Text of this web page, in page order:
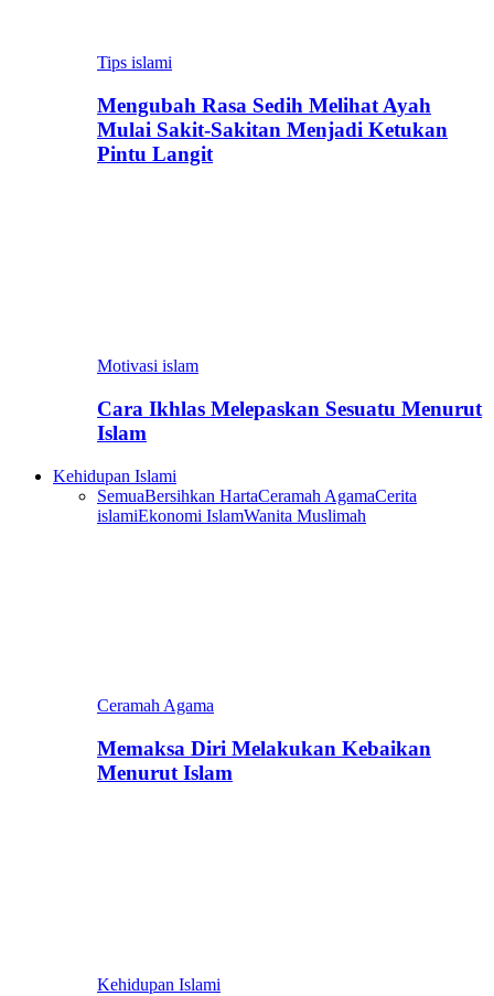
Tips islami
Mengubah Rasa Sedih Melihat Ayah
Mulai Sakit-Sakitan Menjadi Ketukan
Pintu Langit
Motivasi islam
Cara Ikhlas Melepaskan Sesuatu Menurut
Islam
Kehidupan Islami
SemuaBersihkan HartaCeramah AgamaCerita
islamiEkonomi IslamWanita Muslimah
Ceramah Agama
Memaksa Diri Melakukan Kebaikan
Menurut Islam
Kehidupan Islami